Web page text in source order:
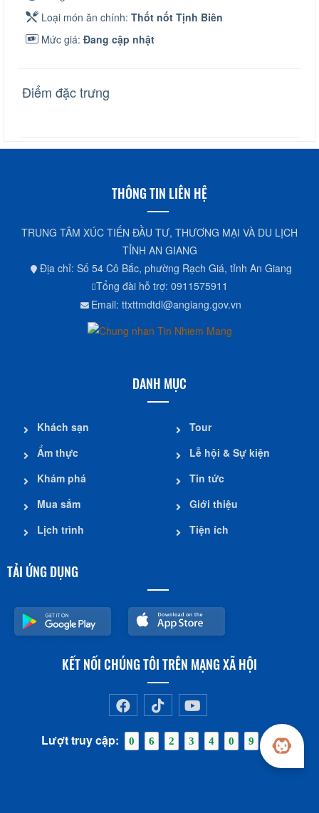
Loại món ăn chính: Thốt nốt Tịnh Biên
Mức giá: Đang cập nhật
Điểm đặc trưng
THÔNG TIN LIÊN HỆ
TRUNG TÂM XÚC TIẾN ĐẦU TƯ, THƯƠNG MẠI VÀ DU LỊCH
TỈNH AN GIANG
Địa chỉ: Số 54 Cô Bắc, phường Rạch Giá, tỉnh An Giang
Tổng đài hỗ trợ: 0911575911
Email: ttxttmdtdl@angiang.gov.vn
DANH MỤC
Khách sạn
Ẩm thực
Khám phá
Mua sắm
Lịch trình
Tour
Lễ hội & Sự kiện
Tin tức
Giới thiệu
Tiện ích
TẢI ỨNG DỤNG
KẾT NỐI CHÚNG TÔI TRÊN MẠNG XÃ HỘI
Lượt truy cập: 0 6 2 3 4 0 9 4